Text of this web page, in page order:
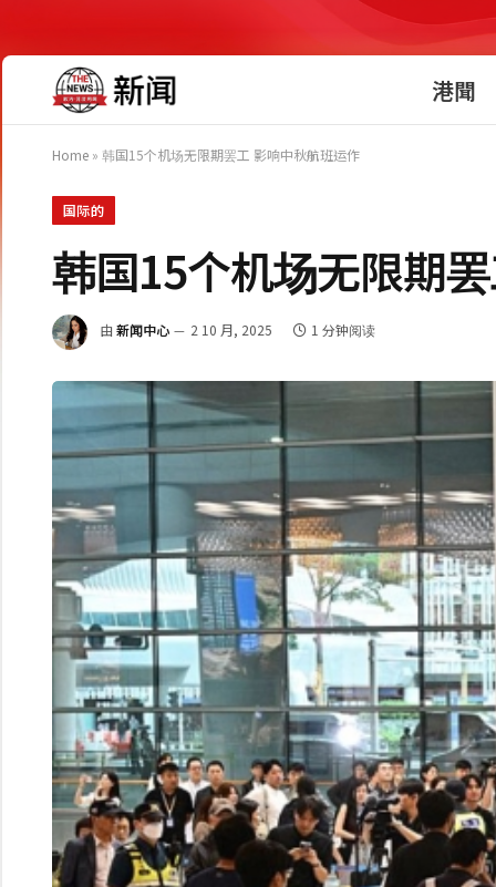
港聞
Home » 韩国15个机场无限期罢工 影响中秋航班运作
国际的
韩国15个机场无限期
由 新闻中心 2 10 月, 2025 1 分钟阅读